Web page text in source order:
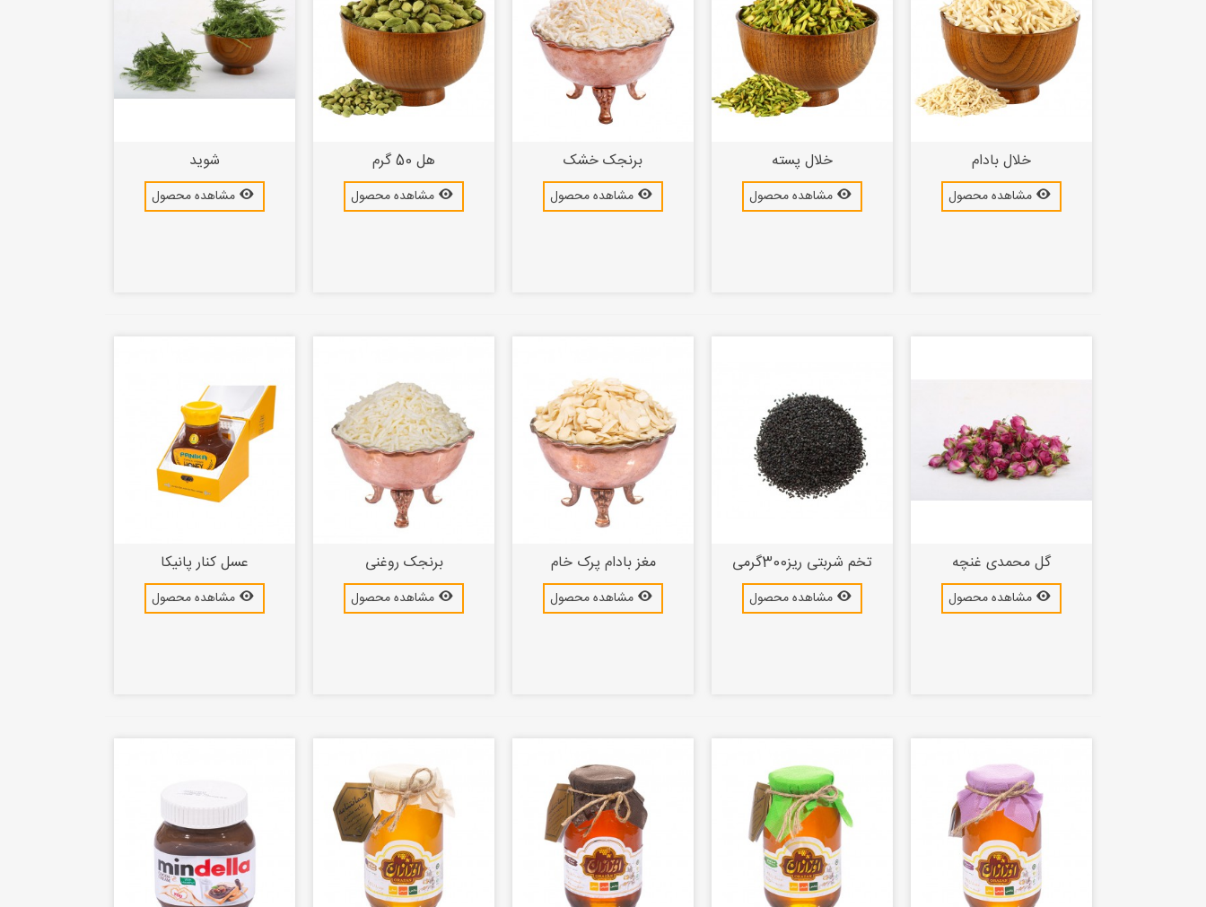
خلال بادام
مشاهده محصول
خلال پسته
مشاهده محصول
برنجک خشک
مشاهده محصول
هل 50 گرم
مشاهده محصول
شوید
مشاهده محصول
گل محمدی غنچه
مشاهده محصول
تخم شربتی ریز300گرمی
مشاهده محصول
مغز بادام پرک خام
مشاهده محصول
برنجک روغنی
مشاهده محصول
عسل کنار پانیکا
مشاهده محصول